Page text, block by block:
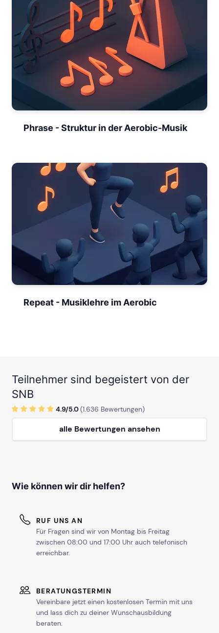
Phrase - Struktur in der Aerobic-Musik
Repeat - Musiklehre im Aerobic
Teilnehmer sind begeistert von der
SNB
4.9/5.0(1.636 Bewertungen)
alle Bewertungen ansehen
Wie können wir dir helfen?
RUF UNS AN
Für Fragen sind wir von Montag bis Freitag
zwischen 08:00 und 17:00 Uhr auch telefonisch
erreichbar.
BERATUNGSTERMIN
Vereinbare jetzt einen kostenlosen Termin mit uns
und lass dich zu deiner Wunschausbildung
beraten.